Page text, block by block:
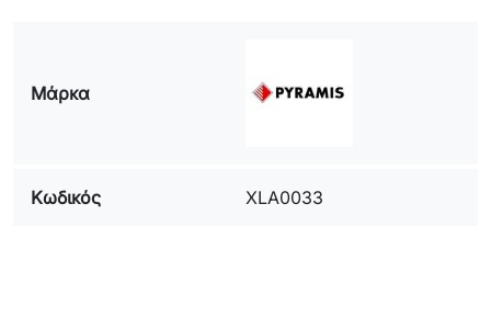
Μάρκα
Κωδικός XLA0033